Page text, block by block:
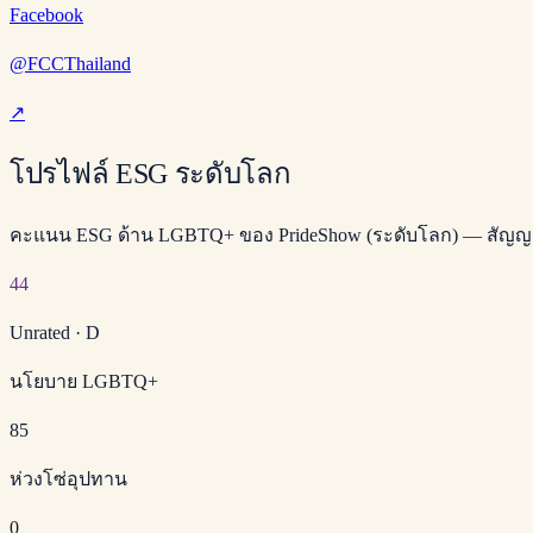
Facebook
@FCCThailand
↗
โปรไฟล์ ESG ระดับโลก
คะแนน ESG ด้าน LGBTQ+ ของ PrideShow (ระดับโลก) — สั
44
Unrated · D
นโยบาย LGBTQ+
85
ห่วงโซ่อุปทาน
0